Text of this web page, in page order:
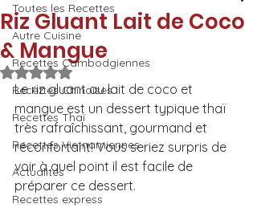
Toutes les Recettes
Autre Cuisine
Recettes Cambodgiennes
Recettes Chinoises
Recettes Thaï
Recettes Vietnamiennes
Actualités
Recettes express
Riz Gluant Lait de Coco
& Mangue
Noté NaN étoiles sur 5.
Le riz gluant au lait de coco et
mangue est un dessert typique thaï
très rafraîchissant, gourmand et
réconfortant! Vous seriez surpris de
voir à quel point il est facile de
préparer ce dessert.